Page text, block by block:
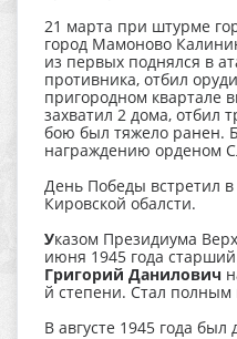
21 марта при штурме
город Мамоново
из первых поднялся в
противника, отбил
пригородном квартале
захватил 2 дома, отбил
бою был тяжело ранен.
награждению орденом
День Победы встретил в
Кировской обалсти.
Указом Президиума
июня 1945 года
Григорий Данилович
й степени. Стал
В августе 1945 года был